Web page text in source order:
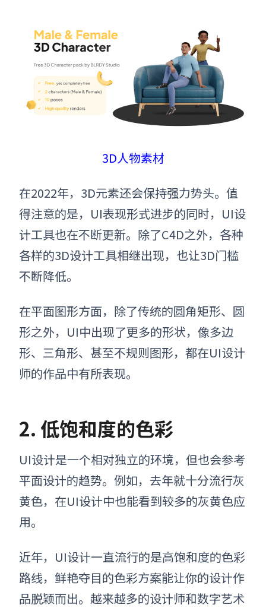
3D人物素材
在2022年， 3D元素还会保持强力势头。值
得注意的是，UI表现形式进步的同时，UI设
计工具也在不断更新。除了C4D之外，各种
各样的3D设计工具相继出现，也让3D门槛
不断降低。
在平面图形方面，除了传统的圆角矩形、圆
形之外， UI中出现了更多的形状，像多边
形、三角形、甚至不规则图形，都在UI设计
师的作品中有所表现。
2. 低饱和度的色彩
UI设计是一个相对独立的环境，但也会参考
平面设计的趋势。例如， 去年就十分流行灰
黄色，在UI设计中也能看到较多的灰黄色应
用。
近年，UI设计一直流行的是高饱和度的色彩
路线， 鲜艳夺目的色彩方案能让你的设计作
品脱颖而出。越来越多的设计师和数字艺术